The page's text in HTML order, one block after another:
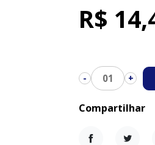
R$
- 01 +
Compartilhar